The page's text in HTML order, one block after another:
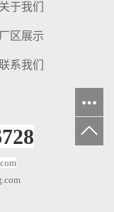
关于我们
厂区展示
系我们